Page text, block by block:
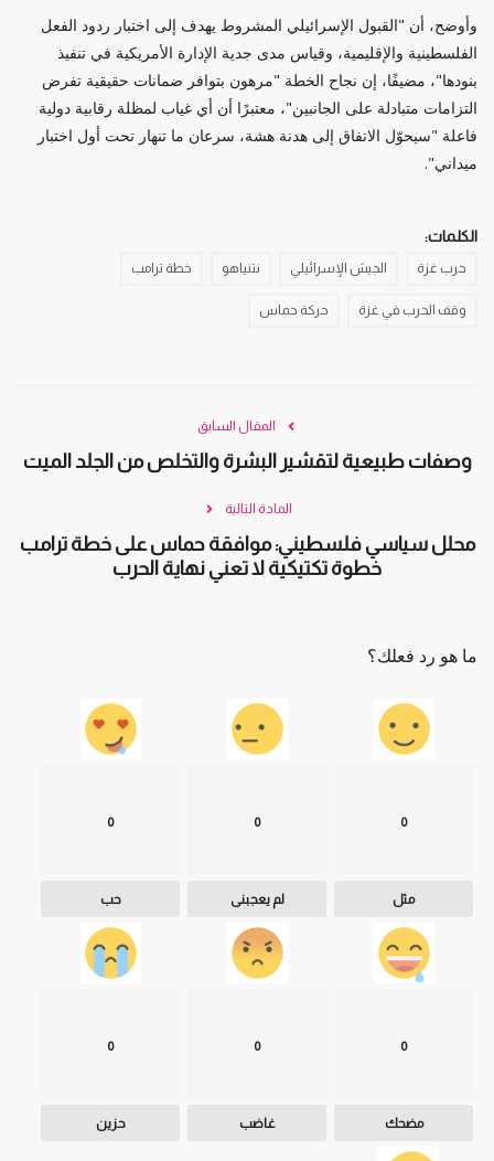
وأوضح، أن "القبول الإسرائيلي المشروط يهدف إلى اختبار ردود الفعل
الفلسطينية والإقليمية، وقياس مدى جدية الإدارة الأمريكية في تنفيذ
بنودها"، مضيفًا، إن نجاح الخطة "مرهون بتوافر ضمانات حقيقية تفرض
التزامات متبادلة على الجانبين"، معتبرًا أن أي غياب لمظلة رقابية دولية
فاعلة "سيحوّل الاتفاق إلى هدنة هشة، سرعان ما تنهار تحت أول اختبار
ميداني".
الكلمات:
حرب غزة الجيش الإسرائيلي نتنياهو خطة ترامب
وقف الحرب في غزة حركة حماس
المقال السابق
وصفات طبيعية لتقشير البشرة والتخلص من الجلد الميت
المادة التالية
محلل سياسي فلسطيني: موافقة حماس على خطة ترامب
خطوة تكتيكية لا تعني نهاية الحرب
ما هو رد فعلك؟
0
مثل
0
لم يعجبنى
0
حب
0
مضحك
0
غاضب
0
حزين